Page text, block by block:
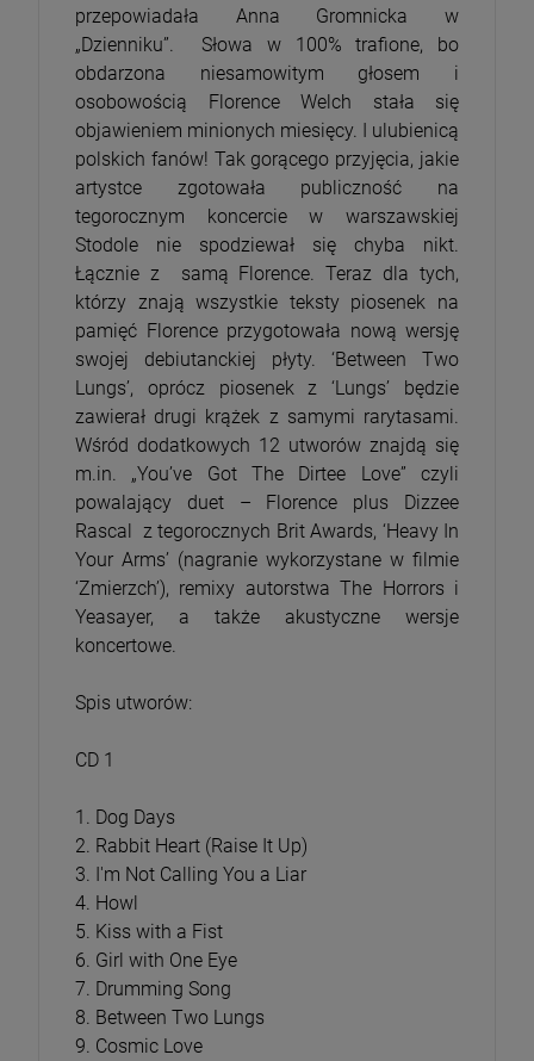
przepowiadała Anna Gromnicka w
„Dzienniku”. Słowa w 100% trafione, bo
obdarzona niesamowitym głosem i
osobowością Florence Welch stała się
objawieniem minionych miesięcy. I ulubienicą
polskich fanów! Tak gorącego przyjęcia, jakie
artystce zgotowała publiczność na
tegorocznym koncercie w warszawskiej
Stodole nie spodziewał się chyba nikt.
Łącznie z samą Florence. Teraz dla tych,
którzy znają wszystkie teksty piosenek na
pamięć Florence przygotowała nową wersję
swojej debiutanckiej płyty. ‘Between Two
Lungs’, oprócz piosenek z ‘Lungs’ będzie
zawierał drugi krążek z samymi rarytasami.
Wśród dodatkowych 12 utworów znajdą się
m.in. „You’ve Got The Dirtee Love” czyli
powalający duet – Florence plus Dizzee
Rascal z tegorocznych Brit Awards, ‘Heavy In
Your Arms’ (nagranie wykorzystane w filmie
‘Zmierzch’), remixy autorstwa The Horrors i
Yeasayer, a także akustyczne wersje
koncertowe.
Spis utworów:
CD 1
1. Dog Days
2. Rabbit Heart (Raise It Up)
3. I'm Not Calling You a Liar
4. Howl
5. Kiss with a Fist
6. Girl with One Eye
7. Drumming Song
8. Between Two Lungs
9. Cosmic Love